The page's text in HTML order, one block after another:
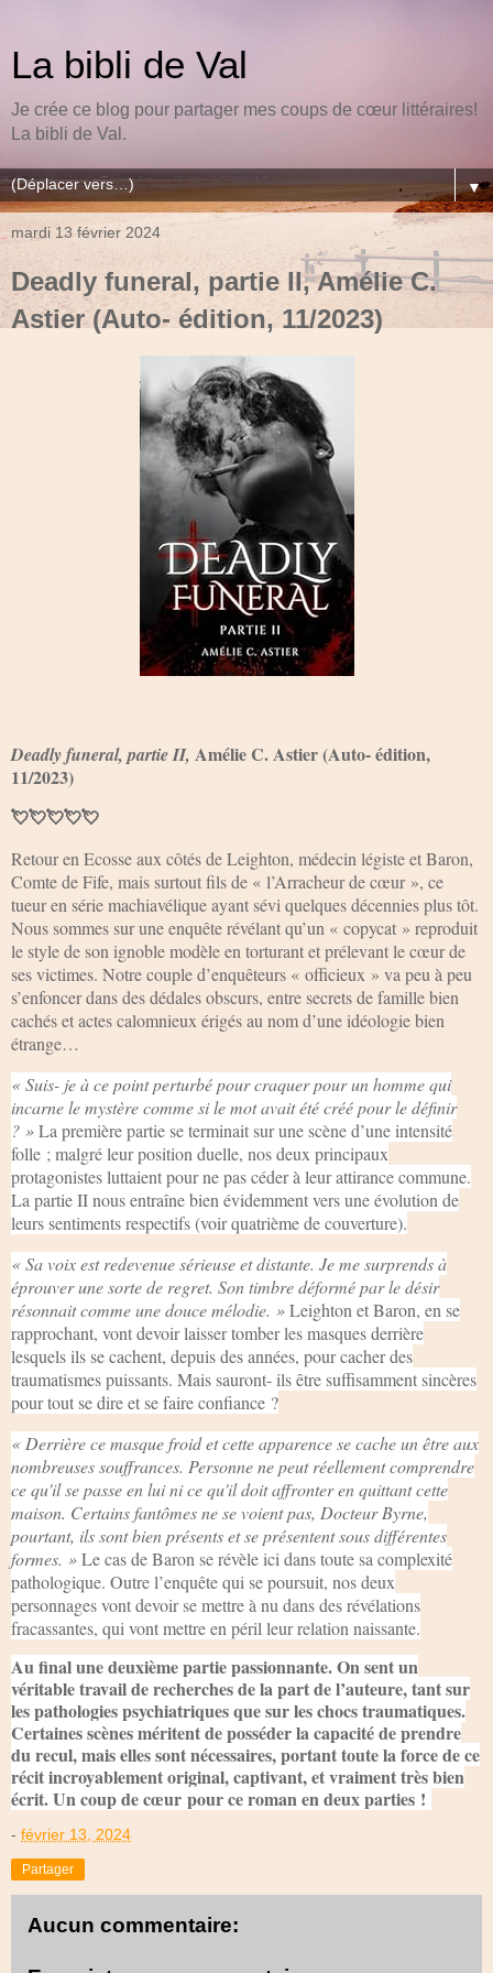
La bibli de Val
Je crée ce blog pour partager mes coups de cœur littéraires!
La bibli de Val.
▼
mardi 13 février 2024
Deadly funeral, partie II, Amélie C.
Astier (Auto- édition, 11/2023)
Deadly funeral, partie II, Amélie C. Astier (Auto- édition,
11/2023)
💘💘💘💘💘
Retour en Ecosse aux côtés de Leighton, médecin légiste et Baron,
Comte de Fife, mais surtout fils de « l’Arracheur de cœur », ce
tueur en série machiavélique ayant sévi quelques décennies plus tôt.
Nous sommes sur une enquête révélant qu’un « copycat » reproduit
le style de son ignoble modèle en torturant et prélevant le cœur de
ses victimes. Notre couple d’enquêteurs « officieux » va peu à peu
s’enfoncer dans des dédales obscurs, entre secrets de famille bien
cachés et actes calomnieux érigés au nom d’une idéologie bien
étrange…
« Suis- je à ce point perturbé pour craquer pour un homme qui
incarne le mystère comme si le mot avait été créé pour le définir
? »La première partie se terminait sur une scène d’une intensité
folle ; malgré leur position duelle, nos deux principaux
protagonistes luttaient pour ne pas céder à leur attirance commune.
La partie II nous entraîne bien évidemment vers une évolution de
leurs sentiments respectifs (voir quatrième de couverture).
« Sa voix est redevenue sérieuse et distante. Je me surprends à
éprouver une sorte de regret. Son timbre déformé par le désir
résonnait comme une douce mélodie. »Leighton et Baron, en se
rapprochant, vont devoir laisser tomber les masques derrière
lesquels ils se cachent, depuis des années, pour cacher des
traumatismes puissants. Mais sauront- ils être suffisamment sincères
pour tout se dire et se faire confiance ?
« Derrière ce masque froid et cette apparence se cache un être aux
nombreuses souffrances. Personne ne peut réellement comprendre
ce qu'il se passe en lui ni ce qu'il doit affronter en quittant cette
maison. Certains fantômes ne se voient pas, Docteur Byrne,
pourtant, ils sont bien présents et se présentent sous différentes
formes. »Le cas de Baron se révèle ici dans toute sa complexité
pathologique. Outre l’enquête qui se poursuit, nos deux
personnages vont devoir se mettre à nu dans des révélations
fracassantes, qui vont mettre en péril leur relation naissante.
Au final une deuxième partie passionnante. On sent un
véritable travail de recherches de la part de l’auteure, tant sur
les pathologies psychiatriques que sur les chocs traumatiques.
Certaines scènes méritent de posséder la capacité de prendre
du recul, mais elles sont nécessaires, portant toute la force de ce
récit incroyablement original, captivant, et vraiment très bien
écrit. Un coup de cœur pour ce roman en deux parties !
- février 13, 2024
Partager
Aucun commentaire: